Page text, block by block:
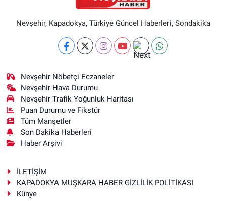
Nevşehir, Kapadokya, Türkiye Güncel Haberleri, Sondakika
Nevşehir Nöbetçi Eczaneler
Nevşehir Hava Durumu
Nevşehir Trafik Yoğunluk Haritası
Puan Durumu ve Fikstür
Tüm Manşetler
Son Dakika Haberleri
Haber Arşivi
İLETİŞİM
KAPADOKYA MUŞKARA HABER GİZLİLİK POLİTİKASI
Künye